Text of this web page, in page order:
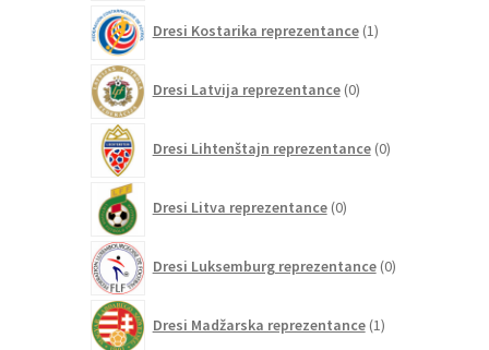
Dresi Kostarika reprezentance 1izdelek
Dresi Latvija reprezentance 0izdelkov
Dresi Lihtenštajn reprezentance 0izdelkov
Dresi Litva reprezentance 0izdelkov
Dresi Luksemburg reprezentance 0izdelkov
Dresi Madžarska reprezentance 1izdelek